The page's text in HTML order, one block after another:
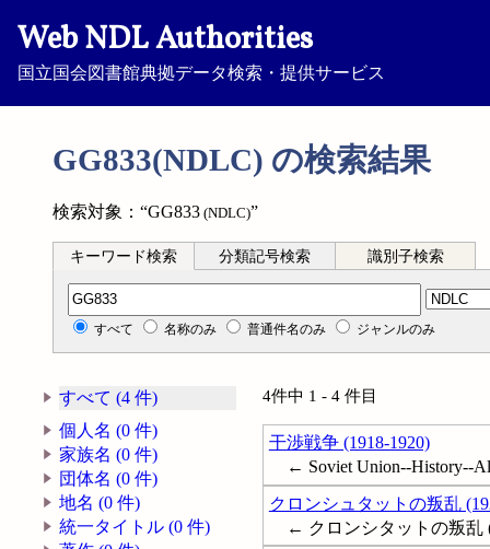
Web NDL Authorities
国立国会図書館典拠データ検索・提供サービス
GG833(NDLC) の検索結果
検索対象：“GG833 (NDLC)”
キーワード検索 分類記号検索 識別子検索
分類記号検索
すべて 名称のみ 普通件名のみ ジャンルのみ
すべて (4 件)
個人名 (0 件)
家族名 (0 件)
団体名 (0 件)
地名 (0 件)
統一タイトル (0 件)
4件中 1 - 4 件目
干渉戦争 (1918-1920)
← Soviet Union--History--
クロンシュタットの叛乱
← クロンシタットの叛乱